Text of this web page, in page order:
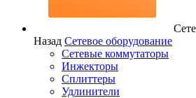
Назад Сетевое оборудование
Сетевые коммутаторы
Инжекторы
Сплиттеры
Удлинители